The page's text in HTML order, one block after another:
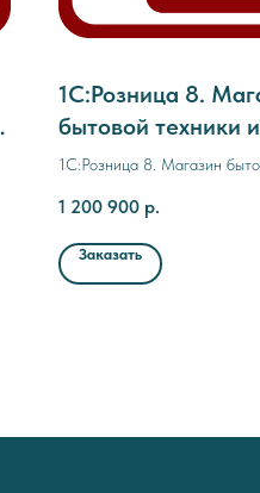
1С:Розница 8.
бытовой техники
связи. Комплект
поставка
1С:Розница 8. Магазин
Коробочная поставка
1 200 900 р.
Заказать